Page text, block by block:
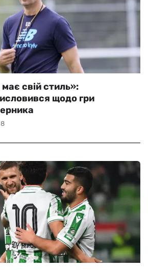
свій стиль»:
щодо гри